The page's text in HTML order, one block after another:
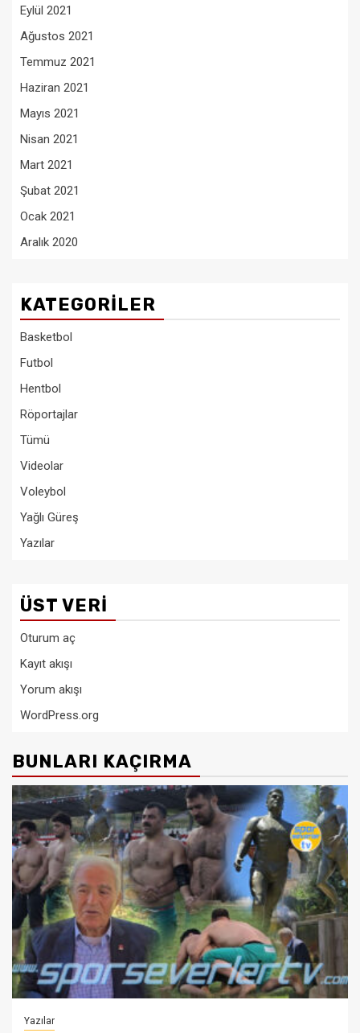
Eylül 2021
Ağustos 2021
Temmuz 2021
Haziran 2021
Mayıs 2021
Nisan 2021
Mart 2021
Şubat 2021
Ocak 2021
Aralık 2020
KATEGORILER
Basketbol
Futbol
Hentbol
Röportajlar
Tümü
Videolar
Voleybol
Yağlı Güreş
Yazılar
ÜST VERI
Oturum aç
Kayıt akışı
Yorum akışı
WordPress.org
BUNLARI KAÇIRMA
Yazılar